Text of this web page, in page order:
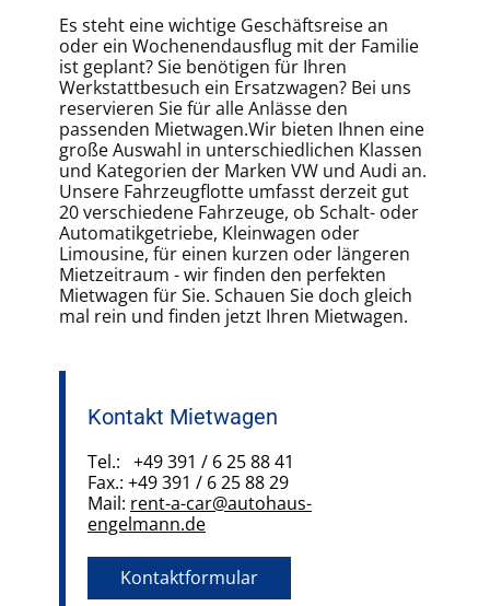
Es steht eine wichtige Geschäftsreise an
oder ein Wochenendausflug mit der Familie
ist geplant? Sie benötigen für Ihren
Werkstattbesuch ein Ersatzwagen? Bei uns
reservieren Sie für alle Anlässe den
passenden Mietwagen.Wir bieten Ihnen eine
große Auswahl in unterschiedlichen Klassen
und Kategorien der Marken VW und Audi an.
Unsere Fahrzeugflotte umfasst derzeit gut
20 verschiedene Fahrzeuge, ob Schalt- oder
Automatikgetriebe, Kleinwagen oder
Limousine, für einen kurzen oder längeren
Mietzeitraum - wir finden den perfekten
Mietwagen für Sie. Schauen Sie doch gleich
mal rein und finden jetzt Ihren Mietwagen.
Kontakt Mietwagen
Tel.: +49 391 / 6 25 88 41
Fax.: +49 391 / 6 25 88 29
Mail: rent-a-car@autohaus-
engelmann.de
Kontaktformular